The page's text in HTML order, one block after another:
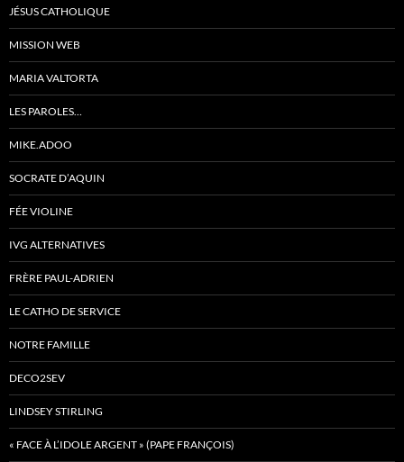
JÉSUS CATHOLIQUE
MISSION WEB
MARIA VALTORTA
LES PAROLES…
MIKE.ADOO
SOCRATE D’AQUIN
FÉE VIOLINE
IVG ALTERNATIVES
FRÈRE PAUL-ADRIEN
LE CATHO DE SERVICE
NOTRE FAMILLE
DECO2SEV
LINDSEY STIRLING
« FACE À L’IDOLE ARGENT » (PAPE FRANÇOIS)